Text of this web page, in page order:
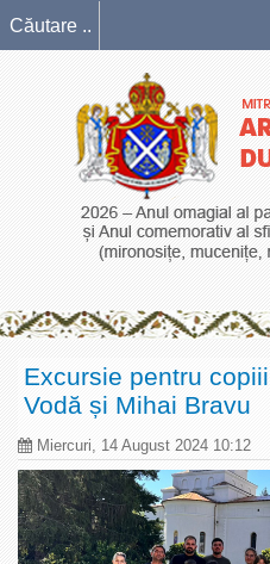
Excursie pentru
Vodă și Mihai Bravu
Miercuri, 14 August 2024 10:12